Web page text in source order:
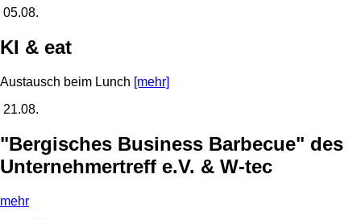
05.08.
KI & eat
Austausch beim Lunch [mehr]
21.08.
"Bergisches Business Barbecue" des
Unternehmertreff e.V. & W-tec
mehr